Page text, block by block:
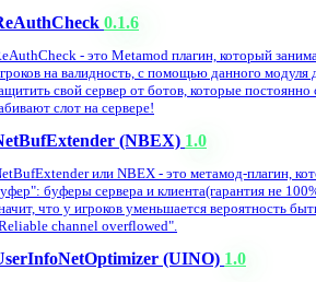
0.1.6
- это Metamod плагин, который
на валидность, с помощью данного
свой сервер от ботов, которые
слот на сервере!
(NBEX) 1.0
или NBEX - это метамод-плагин,
буферы сервера и клиента(гарантия не
что у игроков уменьшается вероятность
channel overflowed".
(UINO) 1.0